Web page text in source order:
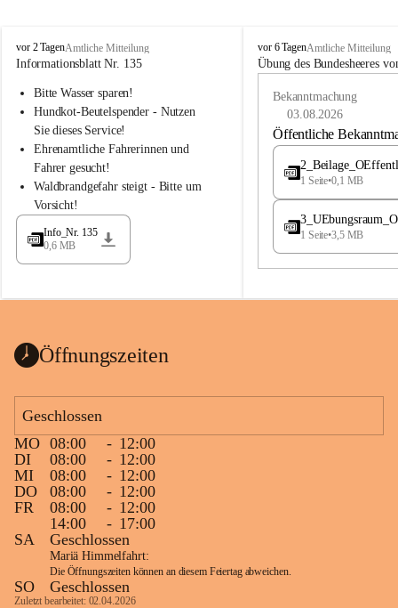
B
u
h
a
d
l
a
vor 2 TagenAmtliche Mitteilung
Informationsblatt Nr. 135
Bitte Wasser sparen!
Hundkot-Beutelspender - Nutzen
Sie dieses Service!
Ehrenamtliche Fahrerinnen und
Fahrer gesucht!
Waldbrandgefahr steigt - Bitte um
Vorsicht!
Info_Nr. 135
0,6 MB
B
u
e
a
vor 6 TagenAmtliche Mitteilung
Übung des Bundesheeres
Bekanntmachung
03.08.2026
Öffentliche
1 Seite•0,1 MB
1 Seite•3,5 MB
Öffnungszeiten
Geschlossen
MO 08:00 - 12:00
DI
08:00 - 12:00
MI
08:00 - 12:00
DO
08:00 - 12:00
FR
08:00 - 12:00
14:00
- 17:00
SA
Geschlossen
Mariä Himmelfahrt:
Die Öffnungszeiten können an diesem Feiertag abweichen.
SO Geschlossen
Zuletzt bearbeitet: 02.04.2026